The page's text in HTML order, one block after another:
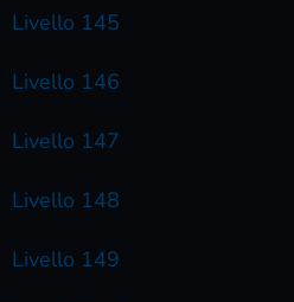
Livello 145
Livello 146
Livello 147
Livello 148
Livello 149